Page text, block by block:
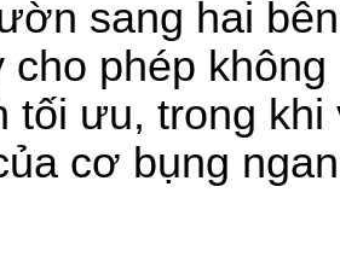
sang hai
cho phép
tối ưu, trong
cơ bụng